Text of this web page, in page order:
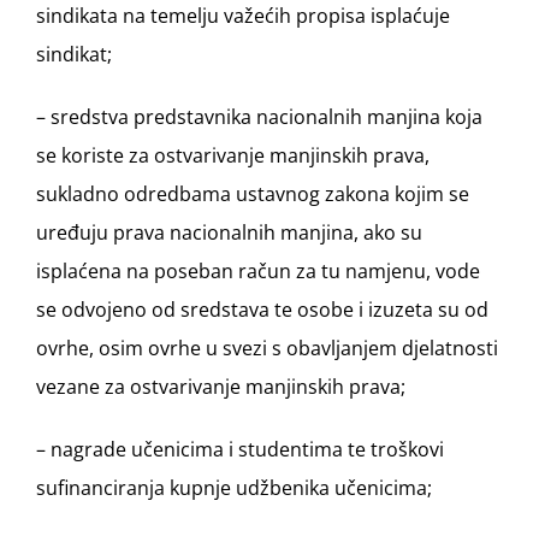
sindikata na temelju važećih propisa isplaćuje
sindikat;
– sredstva predstavnika nacionalnih manjina koja
se koriste za ostvarivanje manjinskih prava,
sukladno odredbama ustavnog zakona kojim se
uređuju prava nacionalnih manjina, ako su
isplaćena na poseban račun za tu namjenu, vode
se odvojeno od sredstava te osobe i izuzeta su od
ovrhe, osim ovrhe u svezi s obavljanjem djelatnosti
vezane za ostvarivanje manjinskih prava;
– nagrade učenicima i studentima te troškovi
sufinanciranja kupnje udžbenika učenicima;